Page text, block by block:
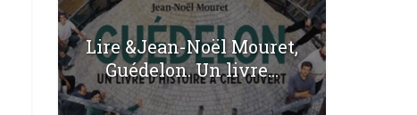
Lire &Jean-Noël Mouret,
Guédelon. Un livre...